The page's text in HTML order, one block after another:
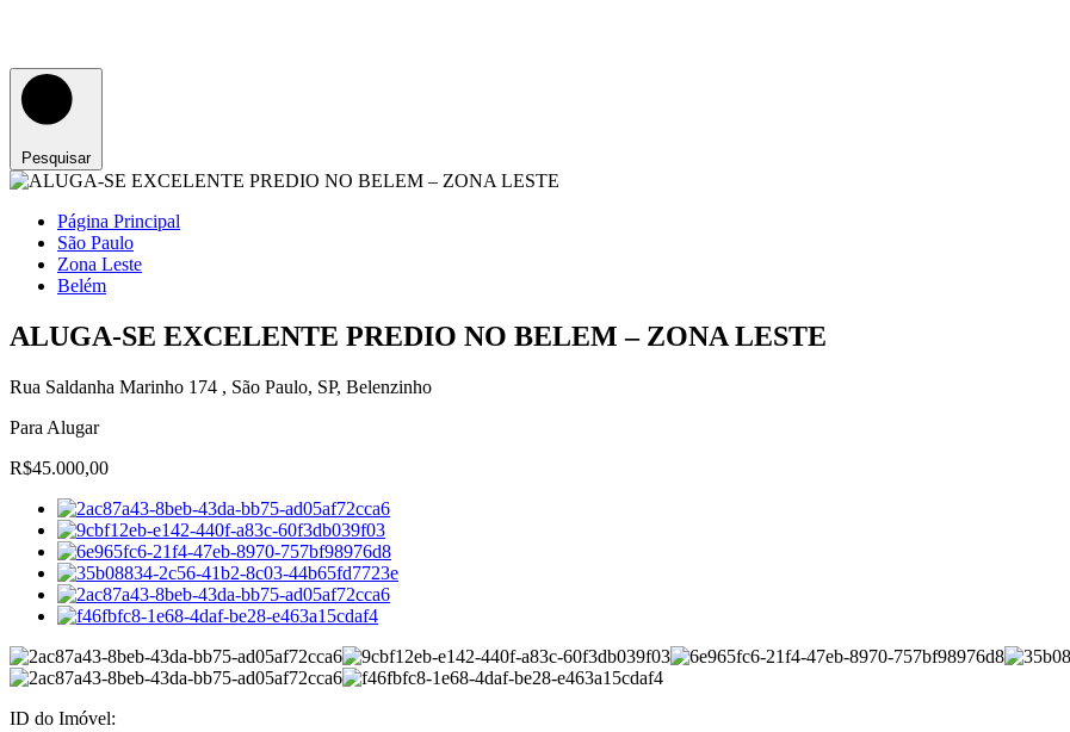
Pesquisar
Página Principal
São Paulo
Zona Leste
Belém
ALUGA-SE EXCELENTE PREDIO NO BELEM – ZONA LESTE
Rua Saldanha Marinho 174 , São Paulo, SP, Belenzinho
Para Alugar
R$45.000,00
ID do Imóvel: